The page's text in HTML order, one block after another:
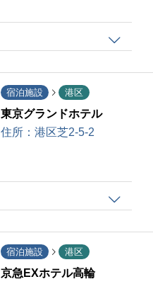
宿泊施設 港区
東京グランドホテル
住所： 港区芝2-5-2
宿泊施設 港区
京急EXホテル高輪